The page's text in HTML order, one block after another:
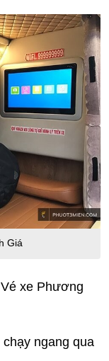
Giá
xe Phương
ngang qua